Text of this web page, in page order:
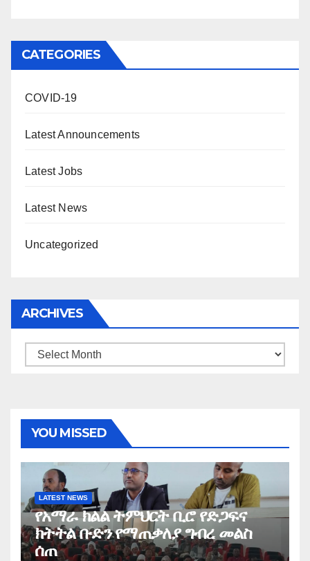
CATEGORIES
COVID-19
Latest Announcements
Latest Jobs
Latest News
Uncategorized
ARCHIVES
Archives
YOU MISSED
LATEST NEWS
የአማራ ክልል ትምህርት ቢሮ የድጋፍና
ክትትል ቡድን የማጠቃለያ ግብረ መልስ
ሰጠ